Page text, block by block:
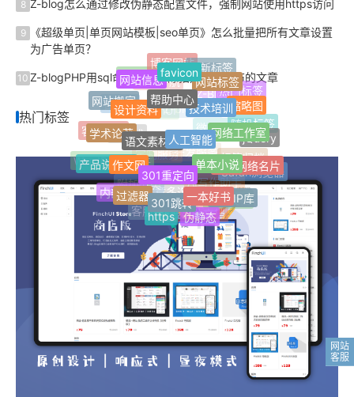
8 Z-blog怎么通过修改伪静态配置文件，强制网站使用https访问
9
《超级单页|单页网站模板|seo单页》怎么批量把所有文章设置
为广告单页？
10 Z-blogPHP用sql命令批量删除指定用户发布的文章
热门标签 Z-blogPHP
FinchUI
网址导航
单页网站
Z-Blog插件
微信公众号
开发服务
定制服务
响应式
自适应
Jquery
博客网站最新标签
热门标签
随机标签
标签归档
AI写作助手
文章多选分类
附加分类
WordPress插件
客服插件
网站搬家
网站信息
favicon
网站标签
缩略图
jQuery
Safari浏览器
开放文档
在线帮助文档
客服中心
内部文档
产品说明书
学术论著
设计资料
帮助中心
技术培训
网络工作室
个人网络名片
纯真IP库
伪静态
https
过滤器
作文网
语文素材网人工智能
单本小说
一本好书
301跳转
301重定向